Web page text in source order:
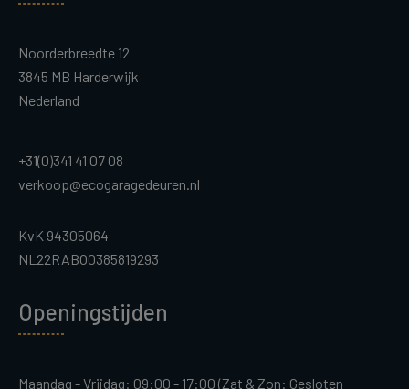
Noorderbreedte 12
3845 MB Harderwijk
Nederland
+31(0)341 41 07 08
verkoop@ecogaragedeuren.nl
KvK 94305064
NL22RABO0385819293
Openingstijden
Maandag - Vrijdag: 09:00 - 17:00 (Zat & Zon: Gesloten